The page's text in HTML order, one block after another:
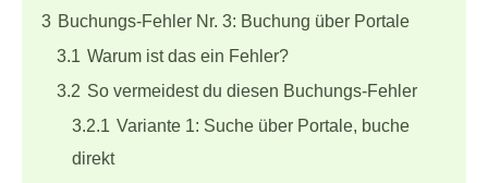
3 Buchungs-Fehler Nr. 3: Buchung über Portale
3.1 Warum ist das ein Fehler?
3.2 So vermeidest du diesen Buchungs-Fehler
3.2.1 Variante 1: Suche über Portale, buche
direkt